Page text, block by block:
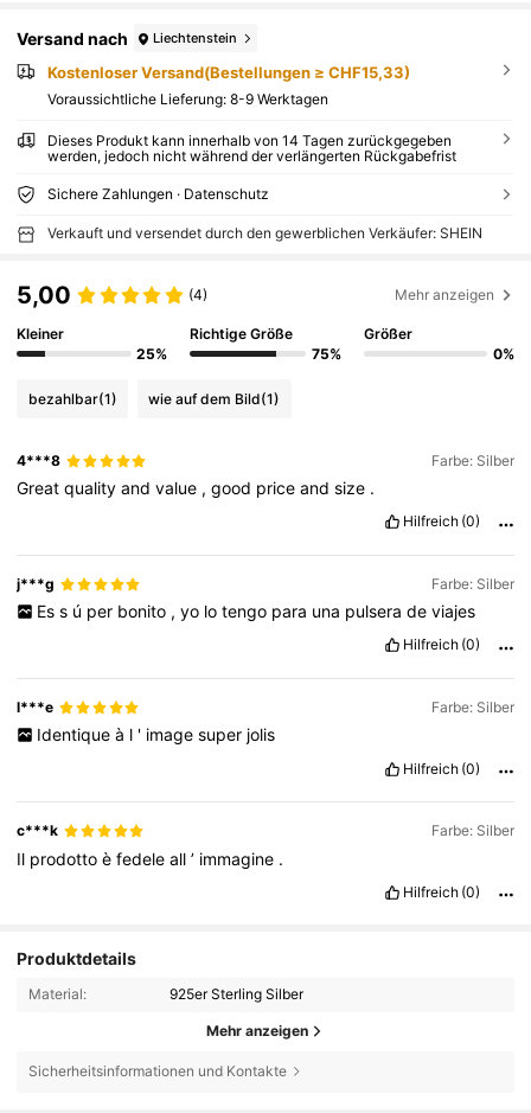
Versand nach Liechtenstein
Kostenloser Versand(Bestellungen ≥ CHF15,33)
Voraussichtliche Lieferung: 8-9 Werktagen
Dieses Produkt kann innerhalb von 14 Tagen zurückgegeben
werden, jedoch nicht während der verlängerten Rückgabefrist
Sichere Zahlungen · Datenschutz
Verkauft und versendet durch den gewerblichen Verkäufer: SHEIN
5,00 (4) Mehr anzeigen
Kleiner
25%
Richtige Größe
75%
Größer
0%
bezahlbar(1) wie auf dem Bild(1)
4***8 Farbe: Silber
Greatqualityandvalue ,good priceandsize .
Hilfreich (0)
j***g Farbe: Silber
Es s ú per bonito , yo lo tengo para una pulsera de viajes
Hilfreich (0)
l***e Farbe: Silber
Identique à l ' image super jolis
Hilfreich (0)
c***k Farbe: Silber
Il prodottoèfedeleall’ immagine .
Hilfreich (0)
Produktdetails
Material: 925er Sterling Silber
Mehr anzeigen
Sicherheitsinformationen und Kontakte